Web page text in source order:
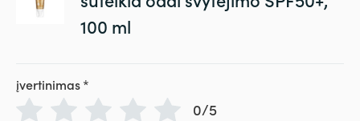
100 ml
įvertinimas*
0/5